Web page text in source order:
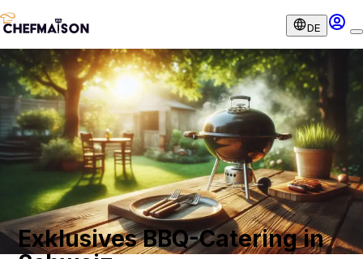
DE
Exklusives BBQ-Catering in